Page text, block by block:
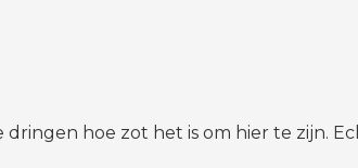
hoe zot het is om hier te zijn.